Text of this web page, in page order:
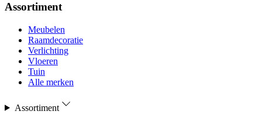
Assortiment
Meubelen
Raamdecoratie
Verlichting
Vloeren
Tuin
Alle merken
Assortiment